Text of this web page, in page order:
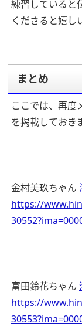
練習していると
くださると嬉し
まとめ
ここでは、再度
を掲載しておき
金村美玖ちゃん
https://
富田鈴花ちゃん
https://